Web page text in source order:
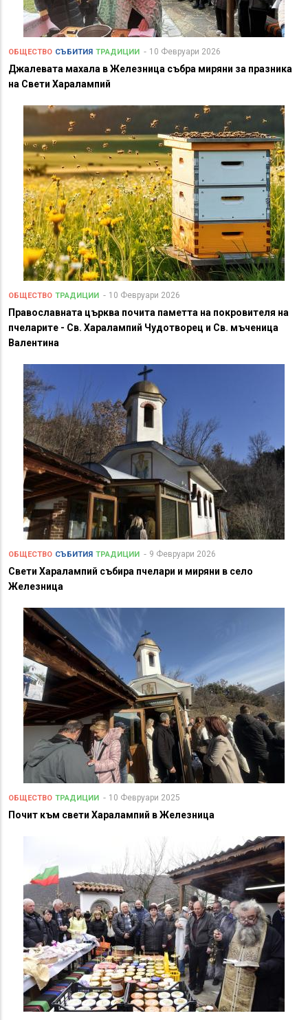
ОБЩЕСТВО СЪБИТИЯ ТРАДИЦИИ 10 Февруари 2026
Джалевата махала в Железница събра миряни за празника
на Свети Харалампий
ОБЩЕСТВО ТРАДИЦИИ 10 Февруари 2026
Православната църква почита паметта на покровителя на
пчеларите - Св. Харалампий Чудотворец и Св. мъченица
Валентина
ОБЩЕСТВО СЪБИТИЯ ТРАДИЦИИ 9 Февруари 2026
Свети Харалампий събира пчелари и миряни в село
Железница
ОБЩЕСТВО ТРАДИЦИИ 10 Февруари 2025
Почит към свети Харалампий в Железница